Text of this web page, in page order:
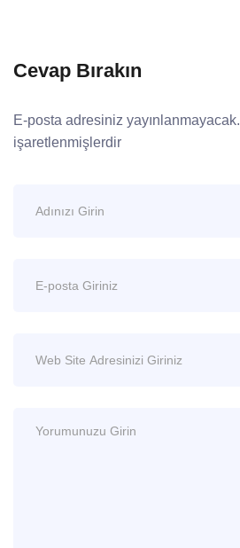
Cevap Bırakın
E-posta adresiniz yayınlanmayacak.
işaretlenmişlerdir